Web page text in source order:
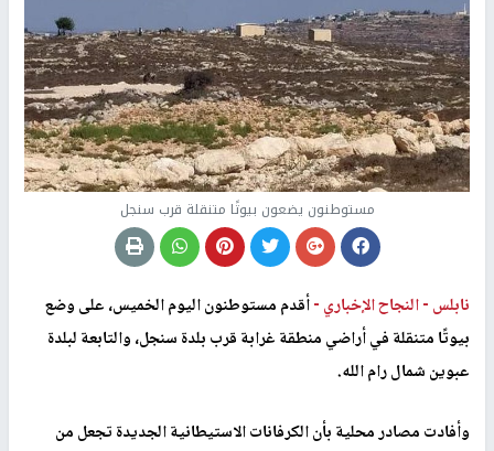
مستوطنون يضعون بيوتًا متنقلة قرب سنجل
نابلس -النجاح الإخباري -أقدم مستوطنون اليوم الخميس، على وضع
بيوتًا متنقلة في أراضي منطقة غرابة قرب بلدة سنجل، والتابعة لبلدة
عبوين شمال رام الله.
وأفادت مصادر محلية بأن الكرفانات الاستيطانية الجديدة تجعل من